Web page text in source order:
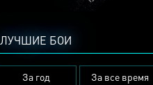
ЛУЧШИЕ БОИ
За год За все время